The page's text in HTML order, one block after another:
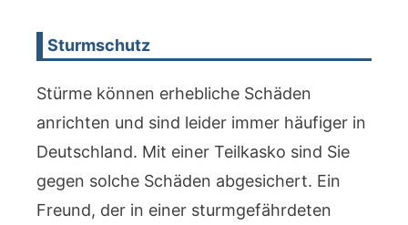
Sturmschutz
Stürme können erhebliche Schäden
anrichten und sind leider immer häufiger in
Deutschland. Mit einer Teilkasko sind Sie
gegen solche Schäden abgesichert. Ein
Freund, der in einer sturmgefährdeten